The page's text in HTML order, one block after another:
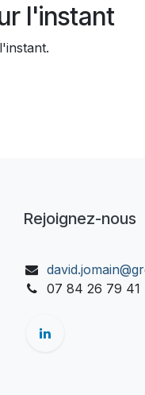
l'instant
Rejoignez-nous
07 84 26 79 41